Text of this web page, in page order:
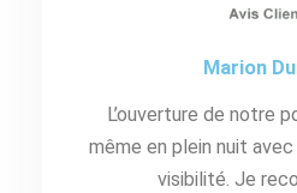
Marion
L’ouverture de notre
même en plein nuit
visibilité. Je